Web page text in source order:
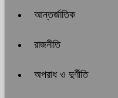
আন্তর্জাতিক
রাজনীতি
অপরাধ ও দুর্ণীতি